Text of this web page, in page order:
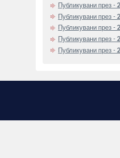
Публикувани през -
Публикувани през -
Публикувани през -
Публикувани през -
Публикувани през -